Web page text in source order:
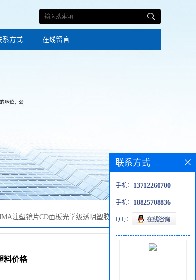
系方式 在线留言
注塑镜片CD面板光学级透明塑胶原料法国阿科玛
料价格
联系方式
手机： 13712260700
手机： 18825708836
Q Q：